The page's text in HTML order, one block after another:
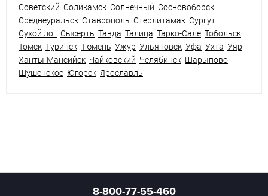
Советский Соликамск Солнечный Сосновоборск
Среднеуральск Ставрополь Стерлитамак Сургут
Сухой лог Сысерть Тавда Талица Тарко-Сале Тобольск
Томск Туринск Тюмень Ужур Ульяновск Уфа Ухта Уяр
Ханты-Мансийск Чайковский Челябинск Шарыпово
Шушенское Югорск Ярославль
8-800-77-55-460